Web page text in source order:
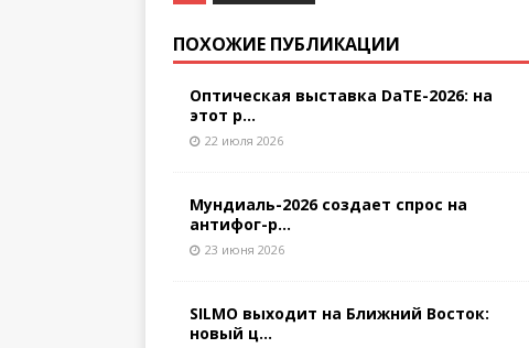
ПОХОЖИЕ ПУБЛИКАЦИИ
Оптическая выставка DaTE-2026: на
этот р...
22 июля 2026
Мундиаль-2026 создает спрос на
антифог-р...
23 июня 2026
SILMO выходит на Ближний Восток:
новый ц...